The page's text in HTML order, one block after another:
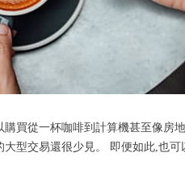
買從一杯咖啡到計算機甚至像房
型交易還很少見。 即便如此,也